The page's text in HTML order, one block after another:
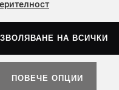
Агенция Европа ЕООД
права запазени.
НА ВСИЧКИ
ПОВЕЧЕ ОПЦИИ